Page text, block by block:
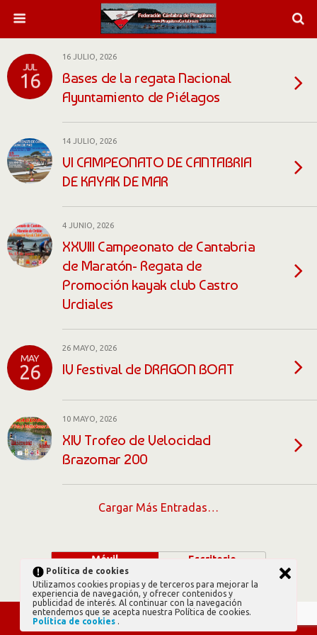
Política de cookies
Utilizamos cookies propias y de terceros para mejorar la
experiencia de navegación, y ofrecer contenidos y
publicidad de interés. Al continuar con la navegación
entendemos que se acepta nuestra Política de cookies.
Política de cookies .
JUL
16
16 JULIO, 2026
Bases de la regata Nacional
Ayuntamiento de Piélagos
14 JULIO, 2026
VI CAMPEONATO DE CANTABRIA
DE KAYAK DE MAR
4 JUNIO, 2026
XXVIII Campeonato de Cantabria
de Maratón- Regata de
Promoción kayak club Castro
Urdiales
MAY
26
26 MAYO, 2026
IV Festival de DRAGON BOAT
10 MAYO, 2026
XIV Trofeo de Velocidad
Brazomar 200
Cargar Más Entradas…
Móvil Escritorio